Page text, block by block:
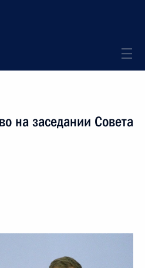
на заседании Совета